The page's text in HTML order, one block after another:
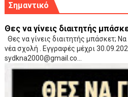
Σημαντικό
Θες να γίνεις διαιτητής
Θες να γίνεις διαιτητής μπάσκετ;
νέα σχολή . Εγγραφές μέχρι
sydkna2000@gmail.co...